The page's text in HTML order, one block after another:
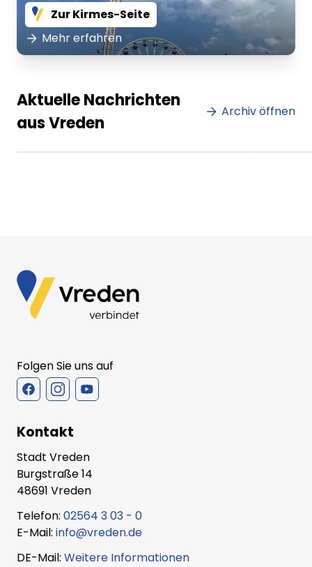
Zur Kirmes-Seite
Mehr erfahren
Aktuelle Nachrichten
aus Vreden
Archiv öffnen
Lorem ipsum Lorem ipsum
dolor sit amet amet.
Folgen Sie uns auf
Kontakt
Stadt Vreden
Burgstraße 14
48691 Vreden
Telefon: 02564 3 03 - 0
E-Mail: info@vreden.de
DE-Mail: Weitere Informationen